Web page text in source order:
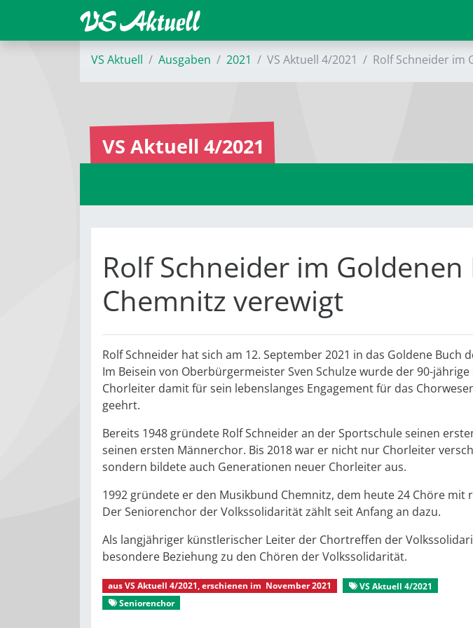
VS Aktuell Ausgaben 2021 VS Aktuell 4/2021 Rolf Schneider im
VS Aktuell 4/2021
Rolf Schneider im
Chemnitz verewigt
Rolf Schneider hat sich am 12. September 2021 in das Goldene Buch
Im Beisein von Oberbürgermeister Sven Schulze wurde der 90-
Chorleiter damit für sein lebenslanges Engagement für das
geehrt.
Bereits 1948 gründete Rolf Schneider an der Sportschule seinen
seinen ersten Männerchor. Bis 2018 war er nicht nur Chorleiter
sondern bildete auch Generationen neuer Chorleiter aus.
1992 gründete er den Musikbund Chemnitz, dem heute 24 Chöre
Der Seniorenchor der Volkssolidarität zählt seit Anfang an dazu.
Als langjähriger künstlerischer Leiter der Chortreffen der
besondere Beziehung zu den Chören der Volkssolidarität.
ausVS Aktuell 4/2021, erschienen im November 2021 VS Aktuell 4/2021
Seniorenchor